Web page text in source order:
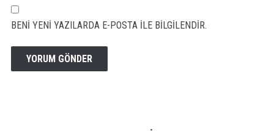
BENI YENI YAZILARDA E-POSTA ILE BILGILENDIR.